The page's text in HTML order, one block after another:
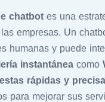
chatbot es una
empresas. Un
humanas y puede
instantánea como
rápidas y
para mejorar sus